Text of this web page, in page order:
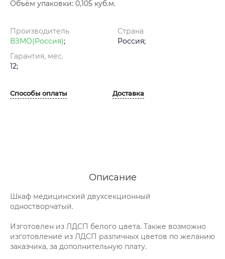
Объём упаковки: 0,105 куб.м.
Производитель
ВЗМО(Россия);
Страна
Россия;
Гарантия, мес.
12;
Способы оплаты Доставка
Описание
Шкаф медицинский двухсекционный
одностворчатый.
Изготовлен из ЛДСП белого цвета. Также возможно
изготовление из ЛДСП различных цветов по желанию
заказчика, за дополнительную плату.